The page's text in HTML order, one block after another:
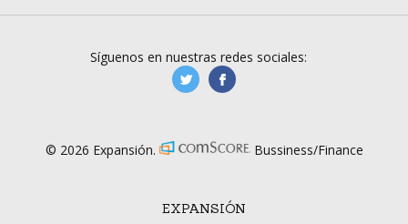
EXPANSIÓN
Síguenos en nuestras redes sociales:
manufacturaGE
© 2026 Expansión. Bussiness/Finance